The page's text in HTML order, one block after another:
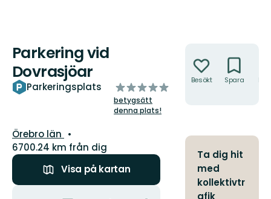
Parkering vid
Dovrasjöar
Parkeringsplats
av
5
stjärnor
betygsätt
denna plats!
Län:
Örebro län
6700.24 km från dig
Visa på kartan
Besökt Spara
Ta dig hit
med
kollektivtr
afik